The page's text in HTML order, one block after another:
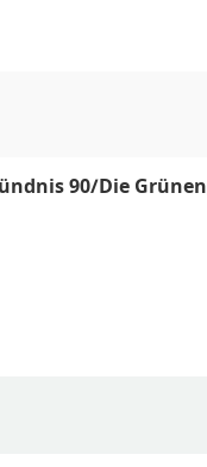
90/Die